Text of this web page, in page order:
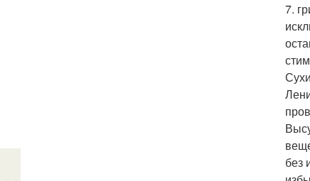
7.
без